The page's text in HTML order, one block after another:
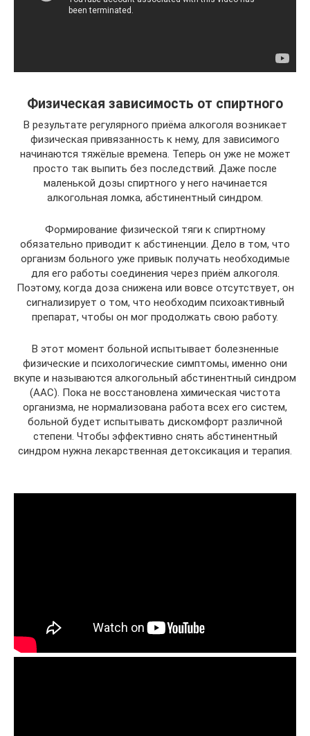
Физическая зависимость от спиртного
В результате регулярного приёма алкоголя возникает
физическая привязанность к нему, для зависимого
начинаются тяжёлые времена. Теперь он уже не может
просто так выпить без последствий. Даже после
маленькой дозы спиртного у него начинается
алкогольная ломка, абстинентный синдром.
Формирование физической тяги к спиртному
обязательно приводит к абстиненции. Дело в том, что
организм больного уже привык получать необходимые
для его работы соединения через приём алкоголя.
Поэтому, когда доза снижена или вовсе отсутствует, он
сигнализирует о том, что необходим психоактивный
препарат, чтобы он мог продолжать свою работу.
В этот момент больной испытывает болезненные
физические и психологические симптомы, именно они
вкупе и называются алкогольный абстинентный синдром
(ААС). Пока не восстановлена химическая чистота
организма, не нормализована работа всех его систем,
больной будет испытывать дискомфорт различной
степени. Чтобы эффективно снять абстинентный
синдром нужна лекарственная детоксикация и терапия.